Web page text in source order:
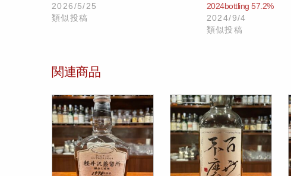
2026/5/25
類似投稿
2024bottling 57.2%
2024/9/4
類似投稿
関連商品